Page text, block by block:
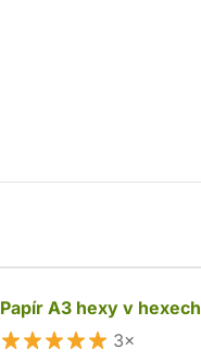
Papír A3 hexy v hexech
3×